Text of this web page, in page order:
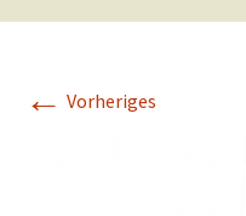
← Vorheriges